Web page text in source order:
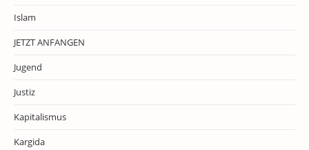
Islam
JETZT ANFANGEN
Jugend
Justiz
Kapitalismus
Kargida